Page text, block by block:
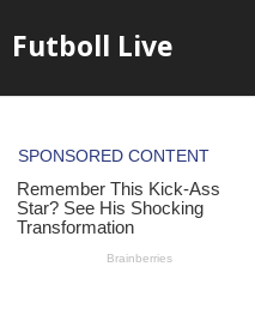
toFutboll Live